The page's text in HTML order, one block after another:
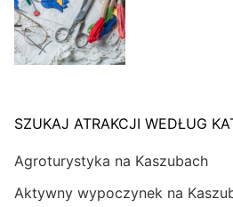
SZUKAJ ATRAKCJI WEDŁUG
Agroturystyka na Kaszubach
Aktywny wypoczynek na